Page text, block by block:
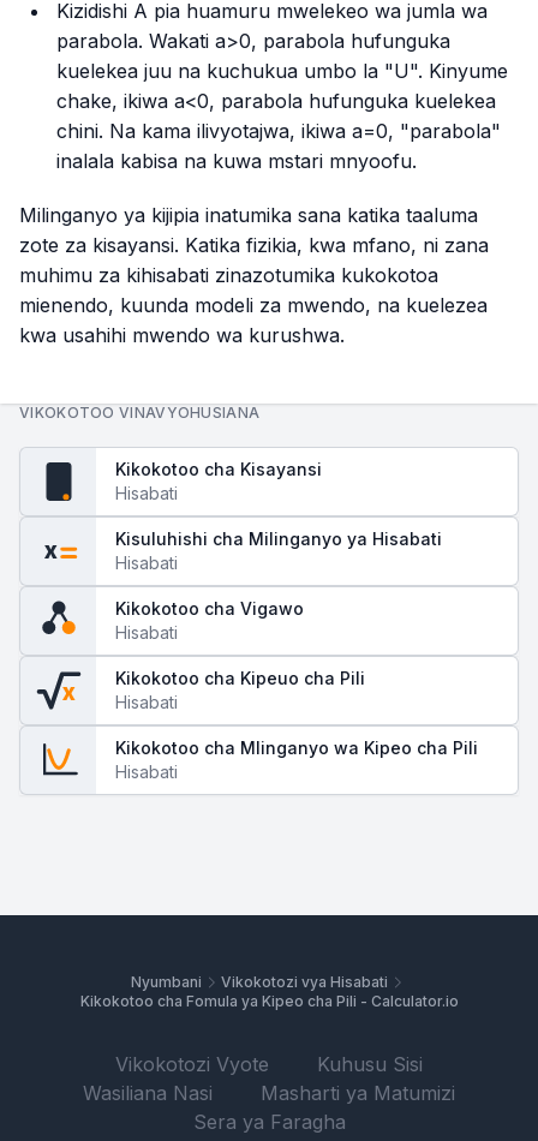
Kizidishi A pia huamuru mwelekeo wa jumla wa
parabola. Wakatia>0, parabola hufunguka
kuelekea juu na kuchukua umbo la "U". Kinyume
chake, ikiwaa<0, parabola hufunguka kuelekea
chini. Na kama ilivyotajwa, ikiwaa=0, "parabola"
inalala kabisa na kuwa mstari mnyoofu.
Milinganyo ya kijipia inatumika sana katika taaluma
zote za kisayansi. Katika fizikia, kwa mfano, ni zana
muhimu za kihisabati zinazotumika kukokotoa
mienendo, kuunda modeli za mwendo, na kuelezea
kwa usahihi mwendo wa kurushwa.
VIKOKOTOO VINAVYOHUSIANA
Kikokotoo cha Kisayansi
Hisabati
x
Kisuluhishi cha Milinganyo ya Hisabati
Hisabati
Kikokotoo cha Vigawo
Hisabati
x
Kikokotoo cha Kipeuo cha Pili
Hisabati
Kikokotoo cha Mlinganyo wa Kipeo cha Pili
Hisabati
Nyumbani
Vikokotozi vya Hisabati
Kikokotoo cha Fomula ya Kipeo cha Pili - Calculator.io
Vikokotozi Vyote
Kuhusu Sisi
Wasiliana Nasi
Masharti ya Matumizi
Sera ya Faragha